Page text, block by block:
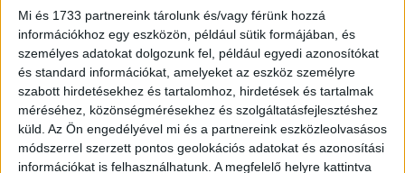
Mi és 1733 partnereink tárolunk és/vagy férünk hozzá
információkhoz egy eszközön, például sütik formájában, és
személyes adatokat dolgozunk fel, például egyedi azonosítókat
és standard információkat, amelyeket az eszköz személyre
szabott hirdetésekhez és tartalomhoz, hirdetések és tartalmak
méréséhez, közönségmérésekhez és szolgáltatásfejlesztéshez
küld. Az Ön engedélyével mi és a partnereink eszközleolvasásos
módszerrel szerzett pontos geolokációs adatokat és azonosítási
információkat is felhasználhatunk. A megfelelő helyre kattintva
ben brutálisan megöltek egy nőt Martfűn. A gyilkosságért
elítéltek egy férfit, pár évvel később azonban újra
megrázó halálesetek történtek. Egy frissen végzett
ügyész rájön, hogy a börtönben ártatlan ember bűnhődik,
ám az 1956-os forradalom utáni politikai tébolyban nehéz
megtalálni az összefüggéseket és újra felvenni a
nyomozás fonalát.